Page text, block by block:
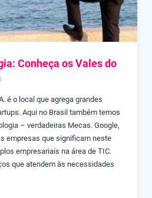
Conheça os Vales do
é o local que agrega grandes
Aqui no Brasil também temos
– verdadeiras Mecas. Google,
empresas que significam neste
empresariais na área de TIC.
que atendem às necessidades